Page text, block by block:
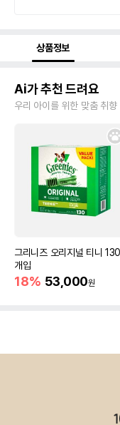
상품정보
Ai가 추천 드려요
우리 아이를 위한 맞춤 취
그리니즈 오리지널 티니 130
개입
18% 53,000원